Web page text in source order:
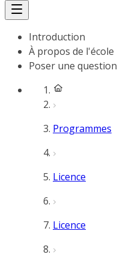
Introduction
À propos de l'école
Poser une question
Programmes
Licence
Licence